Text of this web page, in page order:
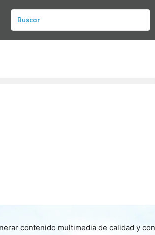
Buscar
contenido multimedia de calidad y con